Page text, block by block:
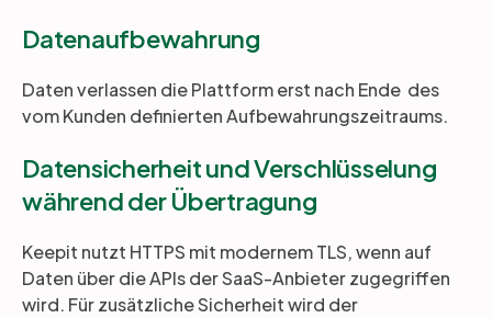
Datenaufbewahrung
Daten verlassen die Plattform erst nach Ende des
vom Kunden definierten Aufbewahrungszeitraums.
Datensicherheit und Verschlüsselung
während der Übertragung
Keepit nutzt HTTPS mit modernem TLS, wenn auf
Daten über die APIs der SaaS-Anbieter zugegriffen
wird. Für zusätzliche Sicherheit wird der